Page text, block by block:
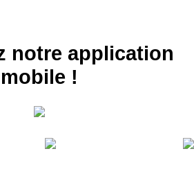
notre application
mobile !